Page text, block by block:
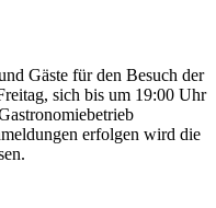
Gäste für den Besuch der
sich bis um 19:00 Uhr
erfolgen wird die